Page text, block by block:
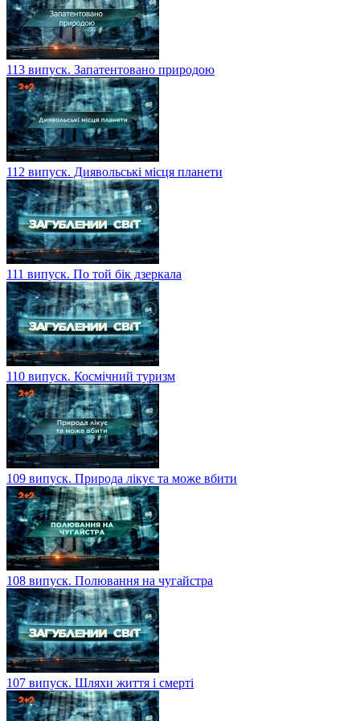
113 випуск. Запатентовано природою
112 випуск. Диявольські місця планети
111 випуск. По той бік дзеркала
110 випуск. Космічний туризм
109 випуск. Природа лікує та може вбити
108 випуск. Полювання на чугайстра
107 випуск. Шляхи життя і смерті